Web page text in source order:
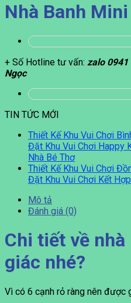
Nhà Banh
+ Số Hotline tư vấn: zalo 0941
Ngọc
TIN TỨC MỚI
Thiết Kế Khu Vui Chơi
Đặt Khu Vui Chơi Happy
Nhà Bé Thơ
Thiết Kế Khu Vui Chơi
Đặt Khu Vui Chơi Kết
Mô tả
Đánh giá (0)
Chi tiết về
giác nhé?
Vì có 6 cạnh rỏ ràng nên được